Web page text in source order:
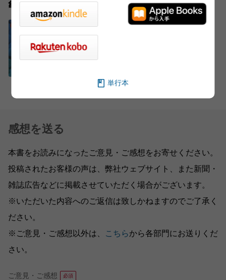
亀谷 了
感想を送る
本書をお読みになったご意見・ご感想をお寄せください。
投稿されたお客様の声は、弊社ウェブサイト、また新聞・
雑誌広告などに掲載させていただく場合がございます。
※いただいた内容へのご返信は致しかねますのでご了承く
ださい。
※ご意見・ご感想以外は、
こちらから各部門にお送りくだ
さい。
ご意見・ご感想
単行本